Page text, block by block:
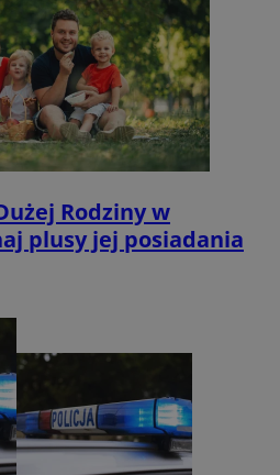
Rodziny w
plusy jej posiadania